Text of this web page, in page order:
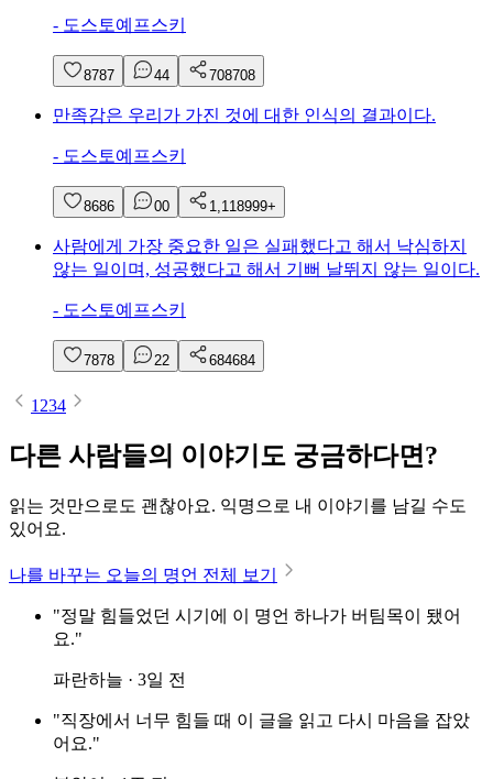
- 도스토예프스키
8787 44 708708
만족감은 우리가 가진 것에 대한 인식의 결과이다.
- 도스토예프스키
8686 00 1,118999+
사람에게 가장 중요한 일은 실패했다고 해서 낙심하지
않는 일이며, 성공했다고 해서 기뻐 날뛰지 않는 일이다.
- 도스토예프스키
7878 22 684684
1234
다른 사람들의 이야기도 궁금하다면?
읽는 것만으로도 괜찮아요. 익명으로 내 이야기를 남길 수도
있어요.
나를 바꾸는 오늘의 명언 전체 보기
"정말 힘들었던 시기에 이 명언 하나가 버팀목이 됐어
요."
파란하늘 · 3일 전
"직장에서 너무 힘들 때 이 글을 읽고 다시 마음을 잡았
어요."